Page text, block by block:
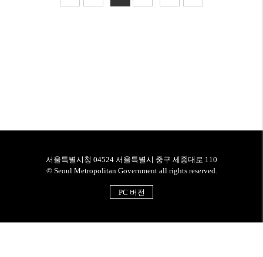
서울특별시청 04524 서울특별시 중구 세종대로 110
© Seoul Metropolitan Government all rights reserved.
PC 버전